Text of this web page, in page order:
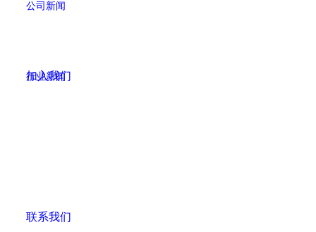
公司新闻
行业新闻
加入我们
联系我们